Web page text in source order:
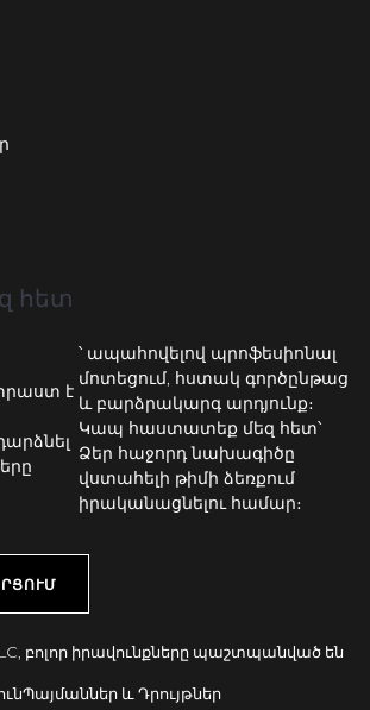
հետ
է
՝ ապահովելով պրոֆեսիոնալ
մոտեցում, հստակ գործընթաց
և բարձրակարգ արդյունք։
Կապ հաստատեք մեզ հետ՝
Ձեր հաջորդ նախագիծը
վստահելի թիմի ձեռքում
իրականացնելու համար։
բոլոր իրավունքները պաշտպանված են
Պայմաններ և Դրույթներ